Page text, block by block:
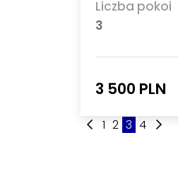
Liczba pokoi
3
3 500 PLN
1 2 3 4